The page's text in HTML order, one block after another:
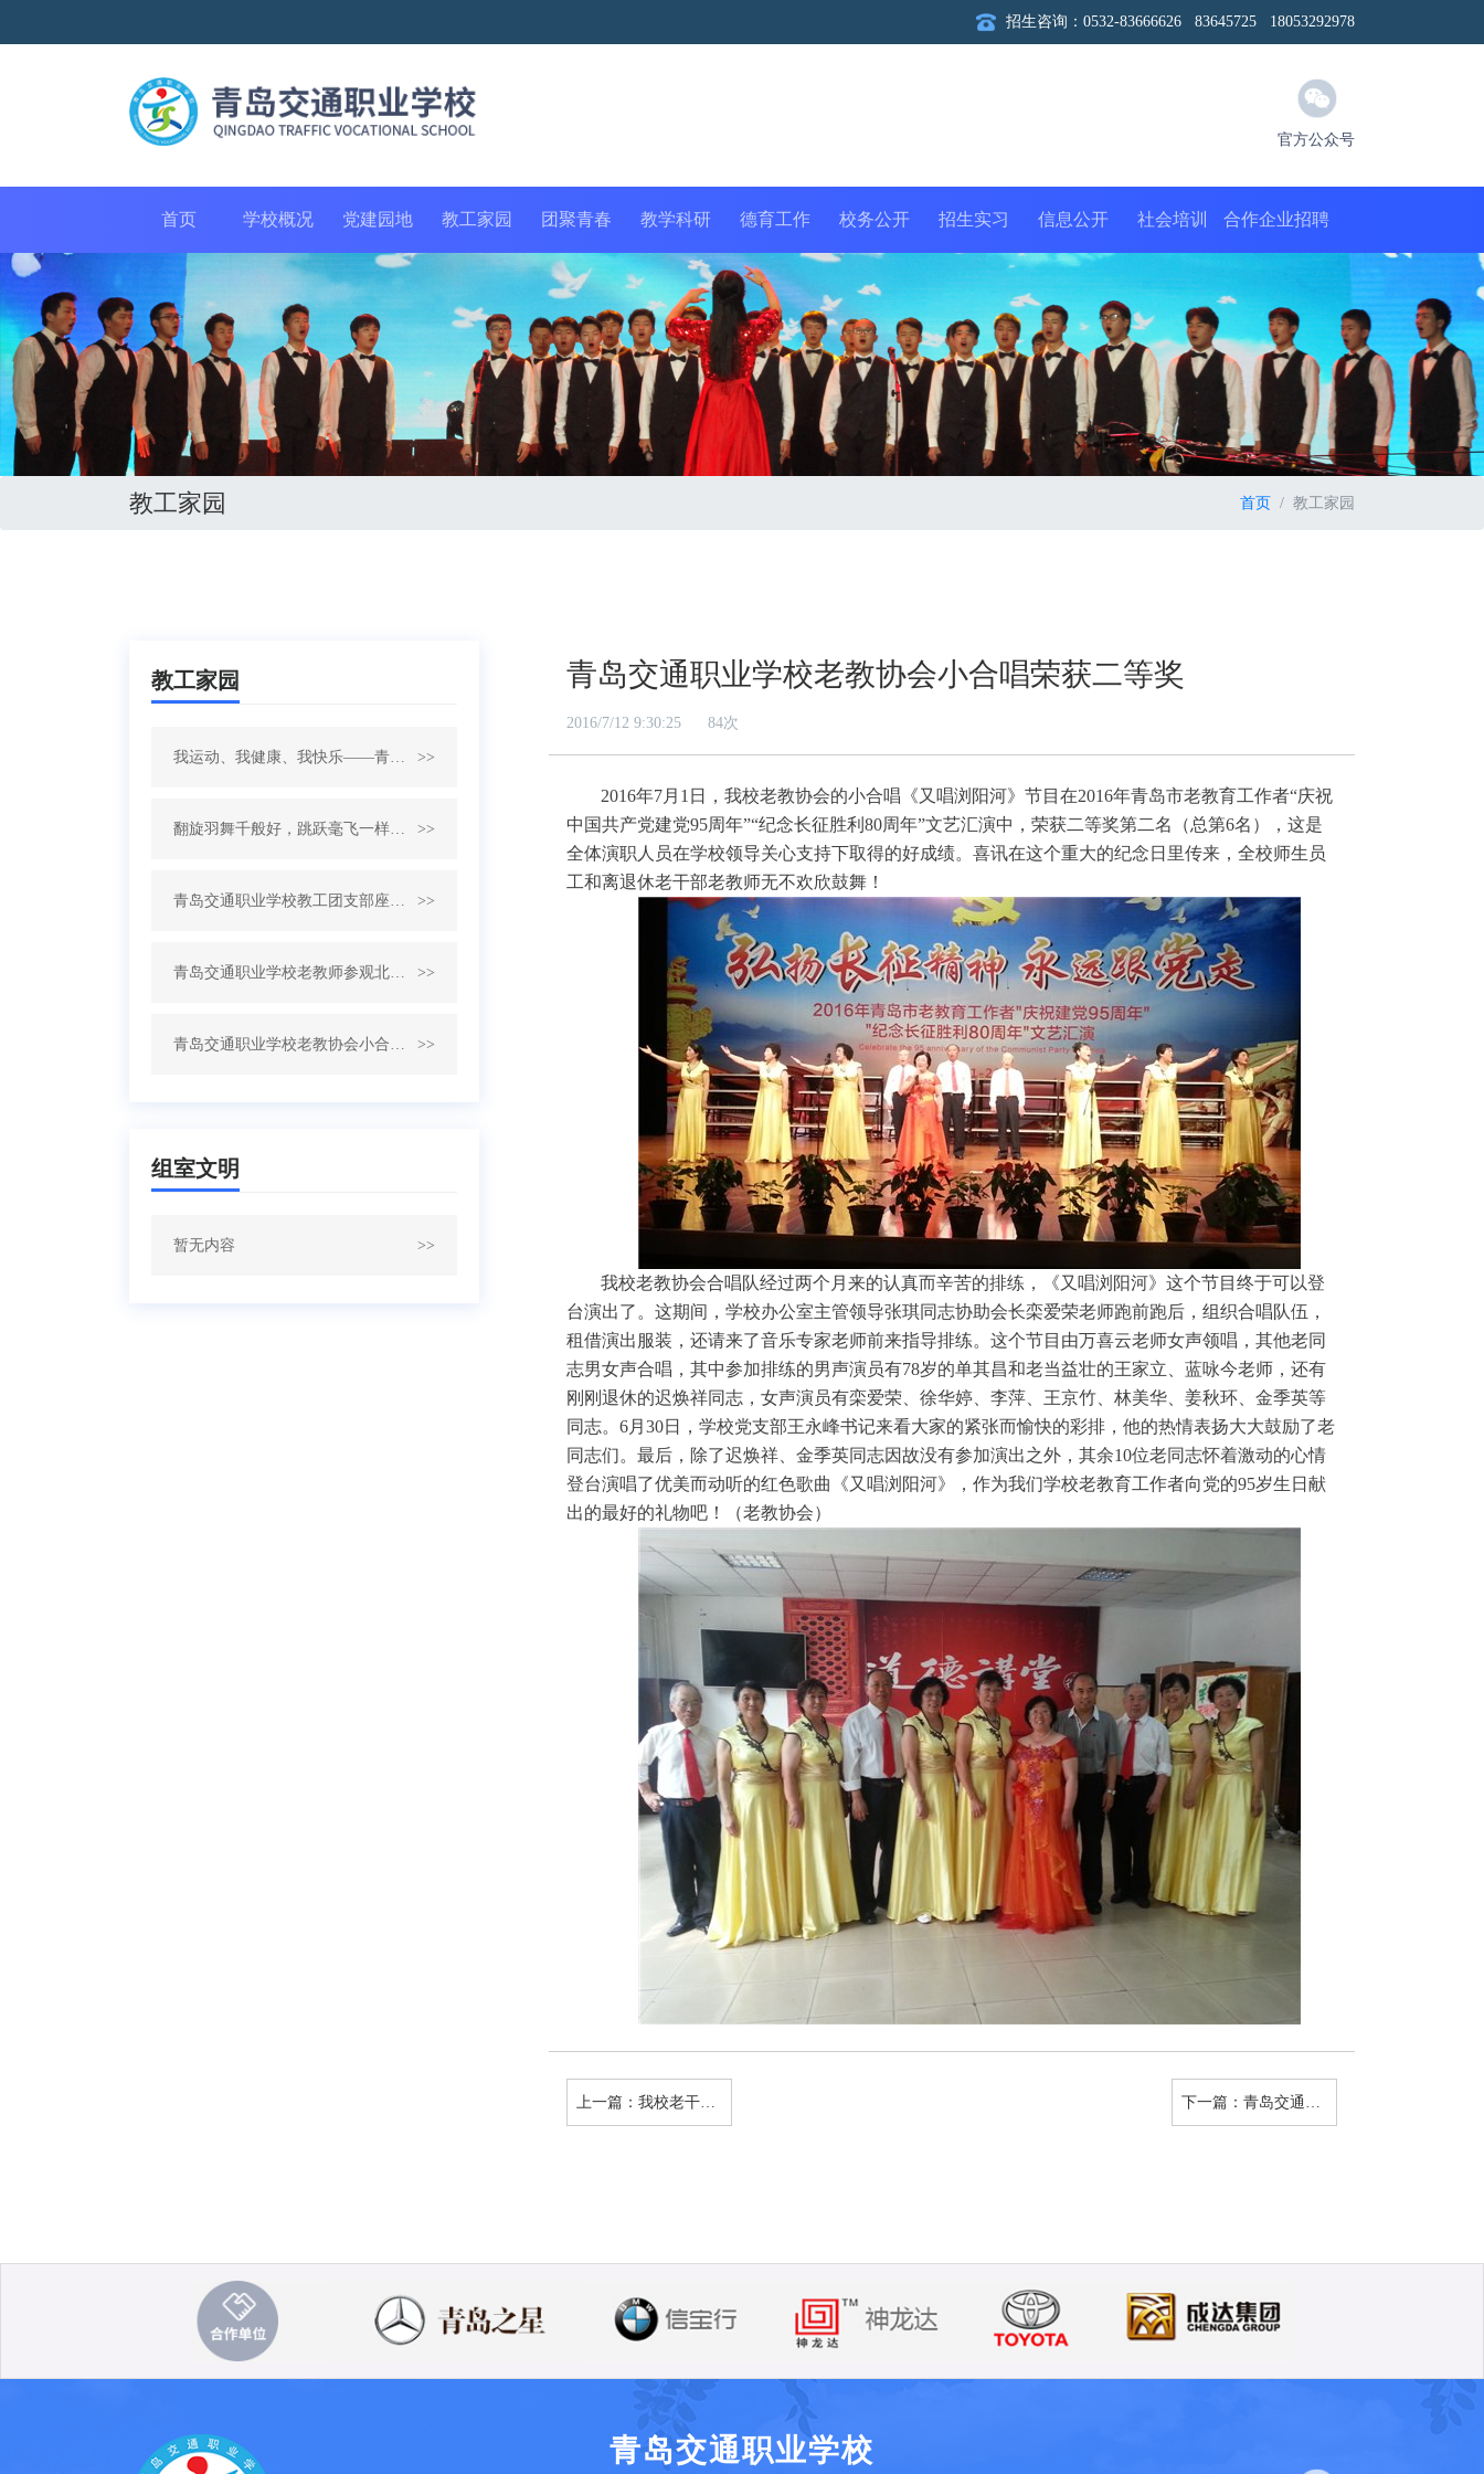
招生咨询：0532-83666626 83645725 18053292978
官方公众号
首页 学校概况 党建园地 教工家园 团聚青春 教学科研 德育工作 校务公开 招生实习 信息公开 社会培训 合作企业招聘
教工家园 首页 教工家园
教工家园
>>
>>
>>
>>
>>
组室文明
暂无内容 >>
青岛交通职业学校老教协会小合唱荣获二等奖
2016/7/12 9:30:25 84次
2016年7月 1 日，我校老教协会的小合唱《又唱浏阳河》节目在2016年青岛市老教育工作者“庆祝
中国共产党建党95周年”“纪念长征胜利 80周年”文艺汇演中，荣获二等奖第二名（总第6名），这是
全体演职人员在学校领导关心支持下取得的好成绩。喜讯在这个重大的纪念日里传来，全校师生员
工和离退休老干部老教师无不欢欣鼓舞！
我校老教协会合唱队经过两个月来的认真而辛苦的排练，《又唱浏阳河》这个节目终于可以登
台演出了。这期间，学校办公室主管领导张琪同志协助会长栾爱荣老师跑前跑后，组织合唱队伍，
租借演出服装，还请来了音乐专家老师前来指导排练。这个节目由万喜云老师女声领唱，其他老同
志男女声合唱，其中参加排练的男声演员有78岁的单其昌和老当益壮的王家立、蓝咏今老师，还有
刚刚退休的迟焕祥同志，女声演员有栾爱荣、徐华婷、李萍、王京竹、林美华、姜秋环、金季英等
同志。 6月 30日，学校党支部王永峰书记来看大家的紧张而愉快的彩排，他的热情表扬大大鼓励了老
同志们。最后，除了迟焕祥、金季英同志因故没有参加演出之外，其余10位老同志怀着激动的心情
登台演唱了优美而动听的红色歌曲《又唱浏阳河》，作为我们学校老教育工作者向党的95岁生日献
出的最好的礼物吧！（老教协会）
上一篇： 我校老干部书画摄影作品荣获大奖学校荣获优秀组织奖 下一篇： 青岛交通职业学校老教师参观北校区纪实
青岛交通职业学校